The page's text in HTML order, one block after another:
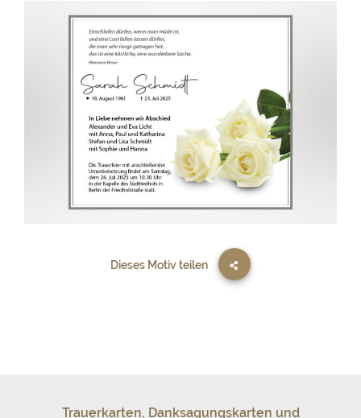
Dieses Motiv teilen
Trauerkarten, Danksagungskarten und